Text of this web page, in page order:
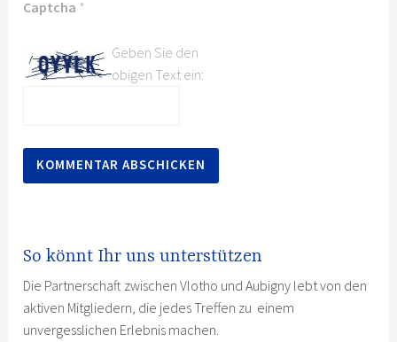
Captcha *
Geben Sie den
obigen Text ein:
So könnt Ihr uns unterstützen
Die Partnerschaft zwischen Vlotho und Aubigny lebt von den
aktiven Mitgliedern, die jedes Treffen zu einem
unvergesslichen Erlebnis machen.